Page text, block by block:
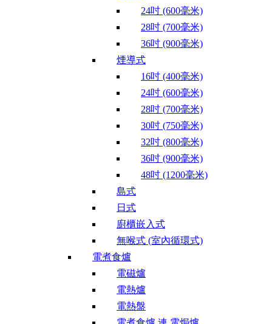
24吋 (600毫米)
28吋 (700毫米)
36吋 (900毫米)
煙導式
16吋 (400毫米)
24吋 (600毫米)
28吋 (700毫米)
30吋 (750毫米)
32吋 (800毫米)
36吋 (900毫米)
48吋 (1200毫米)
島式
日式
廚櫃嵌入式
無喉式 (室內循環式)
電煮食爐
電磁爐
電熱爐
電熱盤